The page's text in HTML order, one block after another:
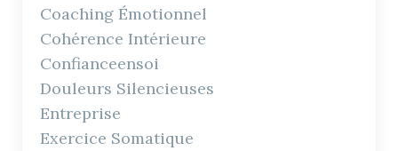
Coaching Émotionnel
Cohérence Intérieure
Confianceensoi
Douleurs Silencieuses
Entreprise
Exercice Somatique